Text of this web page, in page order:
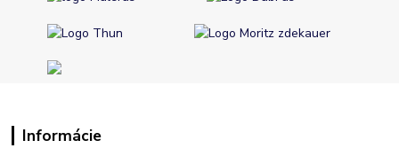
Informácie